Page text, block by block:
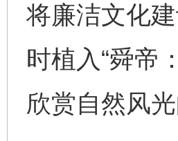
将廉洁文化
时植入“舜帝
欣赏自然风